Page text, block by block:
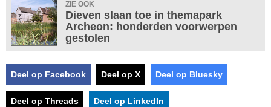
ZIE OOK
Dieven slaan toe in themapark
Archeon: honderden voorwerpen
gestolen
Deel op Facebook Deel op X Deel op Bluesky
Deel op Threads Deel op LinkedIn